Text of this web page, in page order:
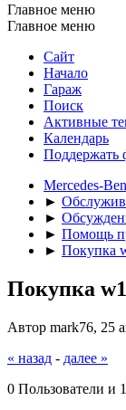
Главное меню
Главное меню
Сайт
Начало
Гараж
Поиск
Активные
Календарь
Поддержать
Mercedes-
►
►
► Помощь
► Покупка
Покупка
Автор mark76, 25
« назад - далее »
0 Пользователи и